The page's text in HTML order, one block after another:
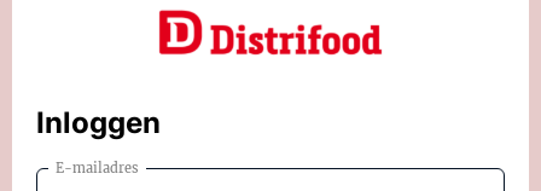
Inloggen
E-mailadres